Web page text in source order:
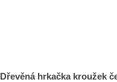
Dřevěná hrkačka kroužek